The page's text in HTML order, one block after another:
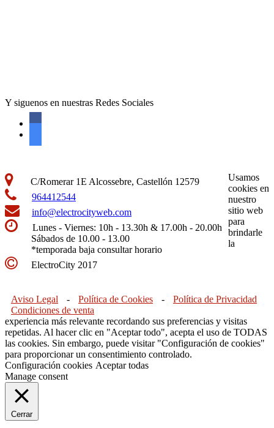
Y siguenos en nuestras Redes Sociales
C/Romerar 1E Alcossebre, Castellón 12579
964412544
info@electrocityweb.com
Lunes - Viernes: 10h - 13.30h & 17.00h - 20.00h
Sábados de 10.00 - 13.00
*temporada baja consultar horario
ElectroCity 2017
Aviso Legal - Política de Cookies -
Política de Privacidad
Condiciones de venta
Usamos
cookies en
nuestro
sitio web
para
brindarle
la
experiencia más relevante recordando sus preferencias y visitas
repetidas. Al hacer clic en "Aceptar todo", acepta el uso de TODAS
las cookies. Sin embargo, puede visitar "Configuración de cookies"
para proporcionar un consentimiento controlado.
Configuración cookies Aceptar todas
Manage consent
Cerrar